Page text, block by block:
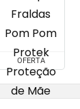
OFERTA